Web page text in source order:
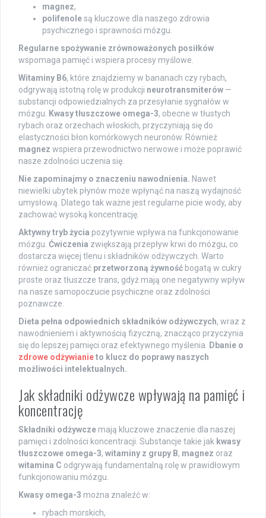
magnez,
polifenolesą kluczowe dla naszego zdrowia
psychicznego i sprawności mózgu.
Regularne spożywanie zrównoważonych posiłków
wspomaga pamięć i wspiera procesy myślowe.
Witaminy B6, które znajdziemy w bananach czy rybach,
odgrywają istotną rolę w produkcji neurotransmiterów —
substancji odpowiedzialnych za przesyłanie sygnałów w
mózgu.
Kwasy tłuszczowe omega-3, obecne w tłustych
rybach oraz orzechach włoskich, przyczyniają się do
elastyczności błon komórkowych neuronów. Również
magnez wspiera przewodnictwo nerwowe i może poprawić
nasze zdolności uczenia się.
Nie zapominajmy o znaczeniu nawodnienia. Nawet
niewielki ubytek płynów może wpłynąć na naszą wydajność
umysłową. Dlatego tak ważne jest regularne picie wody, aby
zachować wysoką koncentrację.
Aktywny tryb życia pozytywnie wpływa na funkcjonowanie
mózgu. Ćwiczenia zwiększają przepływ krwi do mózgu, co
dostarcza więcej tlenu i składników odżywczych. Warto
również ograniczać przetworzoną żywność bogatą w cukry
proste oraz tłuszcze trans, gdyż mają one negatywny wpływ
na nasze samopoczucie psychiczne oraz zdolności
poznawcze.
Dieta pełna odpowiednich składników odżywczych, wraz z
nawodnieniem i aktywnością fizyczną, znacząco przyczynia
się do lepszej pamięci oraz efektywnego myślenia.
Dbanie o
zdrowe odżywianieto klucz do poprawy naszych
możliwości intelektualnych.
Jak składniki odżywcze wpływają na pamięć i
koncentrację
Składniki odżywcze mają kluczowe znaczenie dla naszej
pamięci i zdolności koncentracji. Substancje takie jak kwasy
tłuszczowe omega-3, witaminy z grupy B, magnez oraz
witamina C odgrywają fundamentalną rolę w prawidłowym
funkcjonowaniu mózgu.
Kwasy omega-3 można znaleźć w:
rybach morskich,